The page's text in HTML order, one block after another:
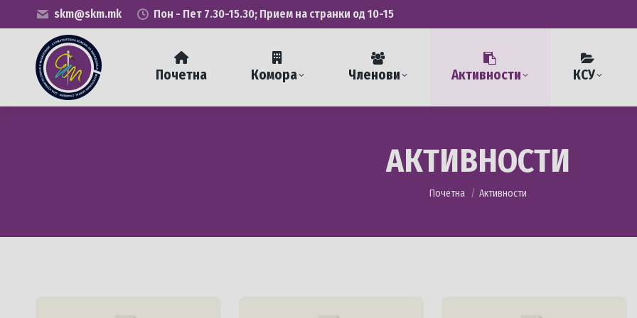
skm@skm.mk Пон - Пет 7.30-15.30; Прием на странки од 10-15
Почетна Комора Членови Активности КСУ
АКТИВНОСТИ
You are here:
Почетна Активности